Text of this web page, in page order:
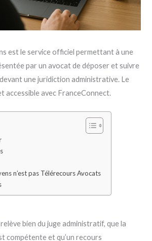
est le service officiel permettant à une
par un avocat de déposer et suivre
une juridiction administrative. Le
accessible avec FranceConnect.
n’est pas Télérecours Avocats
bien du juge administratif, que la
compétente et qu’un recours